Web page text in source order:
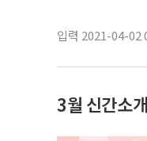
입력 2021-04-02
3월 신간소개